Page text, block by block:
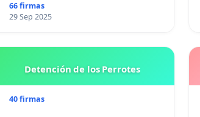
66 firmas
29 Sep 2025
Detención de los Perrotes
40 firmas